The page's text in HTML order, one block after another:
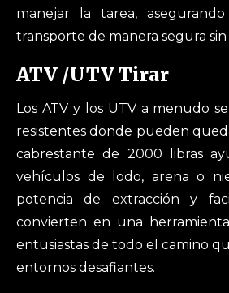
manejar la tarea,
transporte de manera segura
ATV /UTV Tirar
Los ATV y los UTV a menudo
resistentes donde pueden
cabrestante de 2000 libras
vehículos de lodo, arena o
potencia de extracción y
convierten en una
entusiastas de todo el camino
entornos desafiantes.